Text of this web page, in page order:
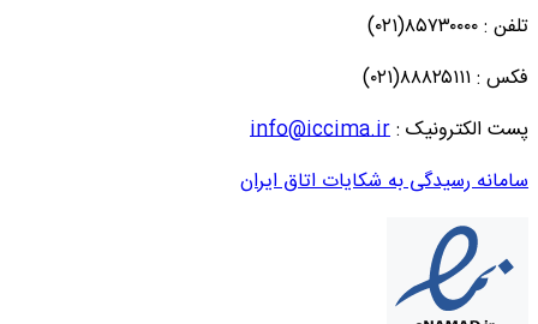
تلفن : ۸۵۷۳۰۰۰۰(۰۲۱)
فکس : ۸۸۸۲۵۱۱۱(۰۲۱)
پست الکترونیک :info@iccima.ir
سامانه رسیدگی به شکایات اتاق ایران